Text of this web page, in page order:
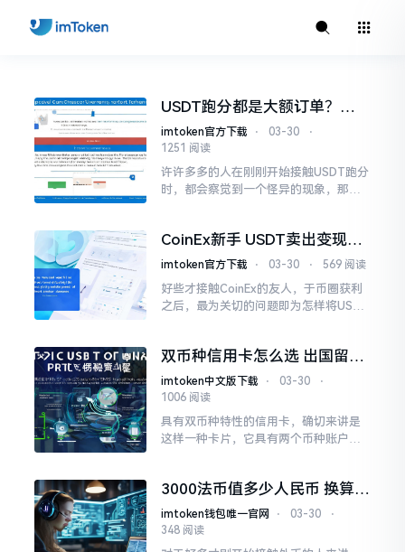
USDT跑分都是大额订单？洗
钱套路与资金盘真相
imtoken官方下载 ⋅ 03-30
⋅
1251 阅读
许许多多的人在刚刚开始接触USDT跑分
时，都会察觉到一个怪异的现象，那就
百块的小单。
CoinEx新手 USDT卖出变现全
流程指南
imtoken官方下载 ⋅ 03-30 ⋅ 569 阅读
好些才接触CoinEx的友人，于币圈获利
之后，最为关切的问题即为怎样将USDT
以及恰当的挂单形式。
双币种信用卡怎么选 出国留学
海淘必备神器
imtoken中文版下载 ⋅ 03-30
⋅
1006 阅读
具有双币种特性的信用卡，确切来讲是
这样一种卡片，它具有两个币种账户，
外或者进行海淘操作时以外币来记账。
3000法币值多少人民币 换算与
省钱技巧
imtoken钱包唯一官网 ⋅ 03-30
⋅
348 阅读